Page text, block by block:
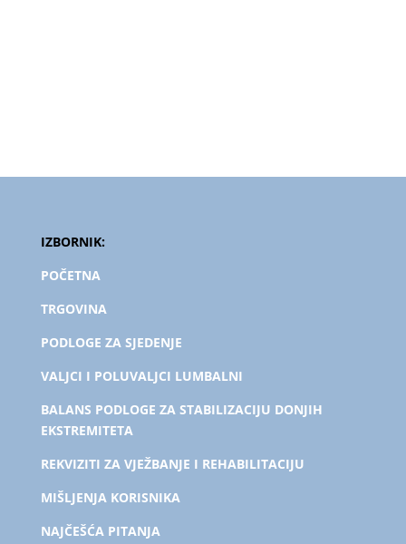
IZBORNIK:
POČETNA
TRGOVINA
PODLOGE ZA SJEDENJE
VALJCI I POLUVALJCI LUMBALNI
BALANS PODLOGE ZA STABILIZACIJU DONJIH
EKSTREMITETA
REKVIZITI ZA VJEŽBANJE I REHABILITACIJU
MIŠLJENJA KORISNIKA
NAJČEŠĆA PITANJA